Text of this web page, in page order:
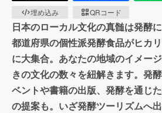
埋め込み
QRコード
日本のローカル文化の真髄は発酵
都道府県の個性派発酵食品がヒカ
に大集合。あなたの地域のイメー
きの文化の数々を紐解きます。発
ベントや書籍の出版、発酵を通じ
の提案も。いざ発酵ツーリズムへ出